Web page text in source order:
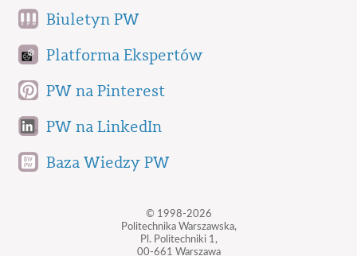
Biuletyn PW
Platforma Ekspertów
PW na Pinterest
PW na LinkedIn
Baza Wiedzy PW
© 1998-2026
Politechnika Warszawska,
Pl. Politechniki 1,
00-661 Warszawa